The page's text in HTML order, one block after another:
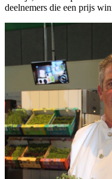
deelnemers die een prijs